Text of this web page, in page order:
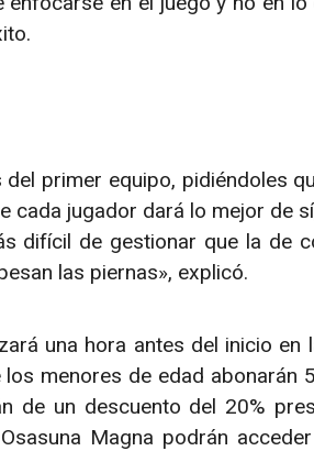
primer equipo, pidiéndoles
cada jugador dará lo mejor de
difícil de gestionar que la de
las piernas», explicó.
una hora antes del inicio en
menores de edad abonarán
de un descuento del 20%
Magna podrán